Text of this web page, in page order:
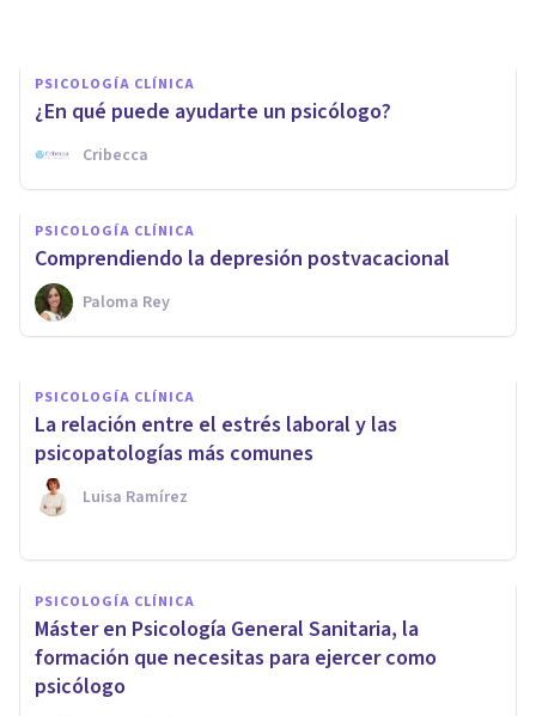
PSICOLOGÍA CLÍNICA
¿En qué puede ayudarte un psicólogo?
Cribecca
PSICOLOGÍA CLÍNICA
Comprendiendo la depresión postvacacional
Paloma Rey
5 aspectos que pueden
complicar el duelo al perder a
un ser querido
Psicomaster
PSICOLOGÍA CLÍNICA
La relación entre el estrés laboral y las
psicopatologías más comunes
Luisa Ramírez
PSICOLOGÍA CLÍNICA
Máster en Psicología General Sanitaria, la
formación que necesitas para ejercer como
psicólogo